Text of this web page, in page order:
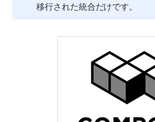
移行された統合だけです。